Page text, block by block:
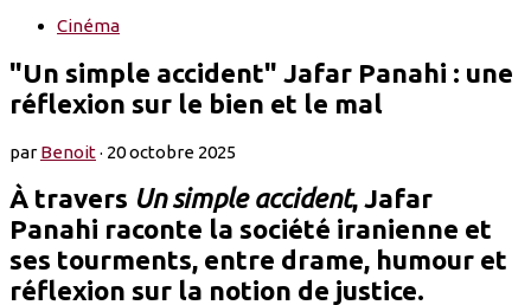
Cinéma
"Un simple accident" Jafar Panahi : une
réflexion sur le bien et le mal
parBenoit· 20 octobre 2025
À travers Un simple accident, Jafar
Panahi raconte la société iranienne et
ses tourments, entre drame, humour et
réflexion sur la notion de justice.